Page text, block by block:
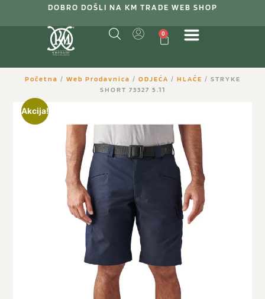
DOBRO DOŠLI NA KM TRADE WEB SHOP
0
Početna / Web Prodavnica / ODJEĆA / HLAČE / STRYKE
SHORT 73327 5.11
Akcija!